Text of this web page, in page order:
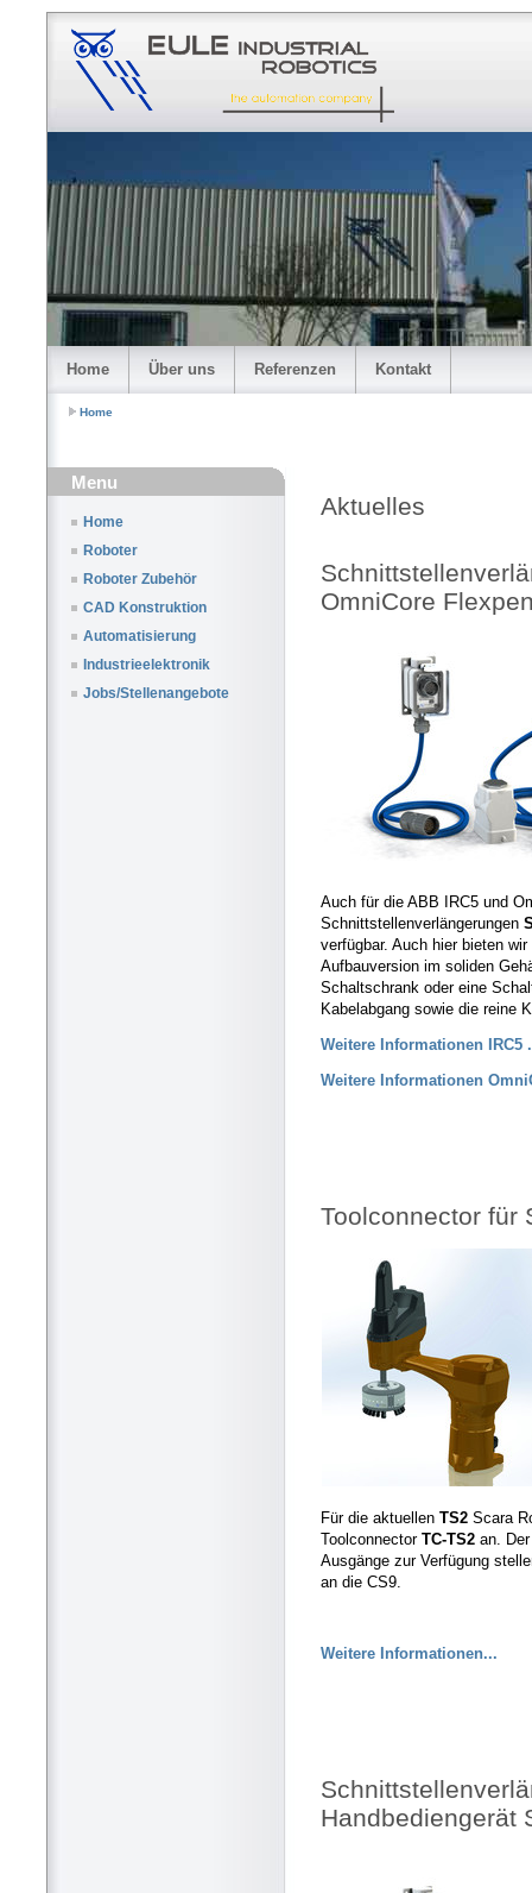
Home Über uns Referenzen Kontakt
Home
Menu
Home
Roboter
Roboter Zubehör
CAD Konstruktion
Automatisierung
Industrieelektronik
Jobs/Stellenangebote
Aktuelles
OmniCore
Auch für die ABB IRC5 und
Schnittstellenverlängerungen
verfügbar. Auch hier bieten
Aufbauversion im soliden
Schaltschrank oder eine
Kabelabgang sowie die reine
Weitere Informationen IRC5
Weitere Informationen
Toolconnector für
Für die aktuellen TS2 Scara
Toolconnector TC-TS2 an.
Ausgänge zur Verfügung
an die CS9.
Weitere Informationen...
Handbediengerät